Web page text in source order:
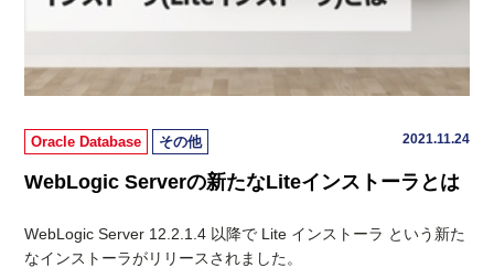
Oracle Database その他 2021.11.24
WebLogic Serverの新たなLiteインストーラとは
WebLogic Server 12.2.1.4 以降で Lite インストーラ という新た
なインストーラがリリースされました。